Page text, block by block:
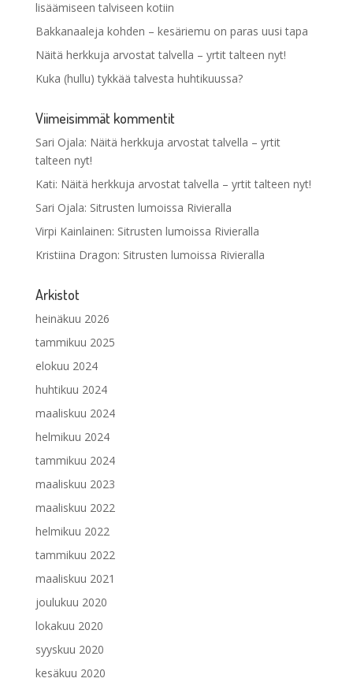
lisäämiseen talviseen kotiin
Bakkanaaleja kohden – kesäriemu on paras uusi tapa
Näitä herkkuja arvostat talvella – yrtit talteen nyt!
Kuka (hullu) tykkää talvesta huhtikuussa?
Viimeisimmät kommentit
Sari Ojala: Näitä herkkuja arvostat talvella – yrtit
talteen nyt!
Kati: Näitä herkkuja arvostat talvella – yrtit talteen nyt!
Sari Ojala: Sitrusten lumoissa Rivieralla
Virpi Kainlainen: Sitrusten lumoissa Rivieralla
Kristiina Dragon: Sitrusten lumoissa Rivieralla
Arkistot
heinäkuu 2026
tammikuu 2025
elokuu 2024
huhtikuu 2024
maaliskuu 2024
helmikuu 2024
tammikuu 2024
maaliskuu 2023
maaliskuu 2022
helmikuu 2022
tammikuu 2022
maaliskuu 2021
joulukuu 2020
lokakuu 2020
syyskuu 2020
kesäkuu 2020